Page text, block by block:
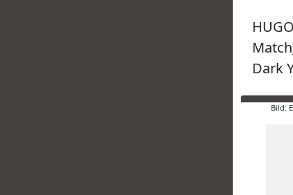
Dark
Bild: